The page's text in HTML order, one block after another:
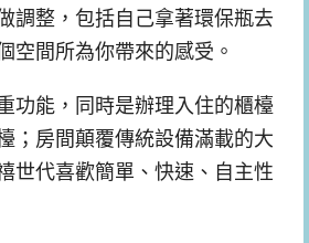
調整，包括自己拿著環保瓶去
空間所為你帶來的感受。
功能，同時是辦理入住的櫃檯
； 房間顛覆傳統設備滿載的大
世代喜歡簡單、快速、自主性